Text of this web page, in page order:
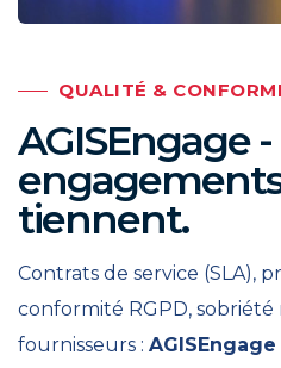
QUALITÉ &
AGISEngage -
tiennent.
Contrats de service (SLA),
conformité RGPD,
fournisseurs : AGISEngage